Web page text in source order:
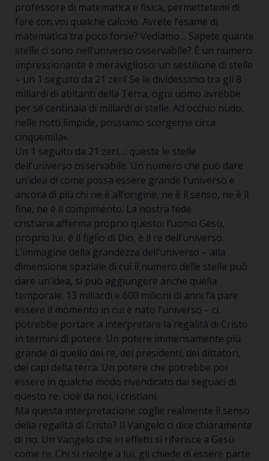
professore di matematica e fisica, permettetemi di
fare con voi qualche calcolo. Avrete l’esame di
matematica tra poco forse? Vediamo… Sapete quante
stelle ci sono nell’universo osservabile? È un numero
impressionante e meraviglioso: un sestilione di stelle
– un 1 seguito da 21 zeri! Se le dividessimo tra gli 8
miliardi di abitanti della Terra, ogni uomo avrebbe
per sé centinaia di miliardi di stelle. Ad occhio nudo,
nelle notti limpide, possiamo scorgerne circa
cinquemila».
Un 1 seguito da 21 zeri…: queste le stelle
dell’universo osservabile. Un numero che può dare
un’idea di come possa essere grande l’universo e
ancora di più chi ne è all’origine, ne è il senso, ne è il
fine, ne è il compimento. La nostra fede
cristiana afferma proprio questo: l’uomo Gesù,
proprio lui, è il figlio di Dio, è il re dell’universo.
L’immagine della grandezza dell’universo – alla
dimensione spaziale di cui il numero delle stelle può
dare un’idea, si può aggiungere anche quella
temporale: 13 miliardi e 600 milioni di anni fa pare
essere il momento in cui è nato l’universo – ci
potrebbe portare a interpretare la regalità di Cristo
in termini di potere. Un potere immensamente più
grande di quello dei re, dei presidenti, dei dittatori,
dei capi della terra. Un potere che potrebbe poi
essere in qualche modo rivendicato dai seguaci di
questo re, cioè da noi, i cristiani.
Ma questa interpretazione coglie realmente il senso
della regalità di Cristo? Il Vangelo ci dice chiaramente
di no. Un Vangelo che in effetti si riferisce a Gesù
come re. Chi si rivolge a lui, gli chiede di essere parte